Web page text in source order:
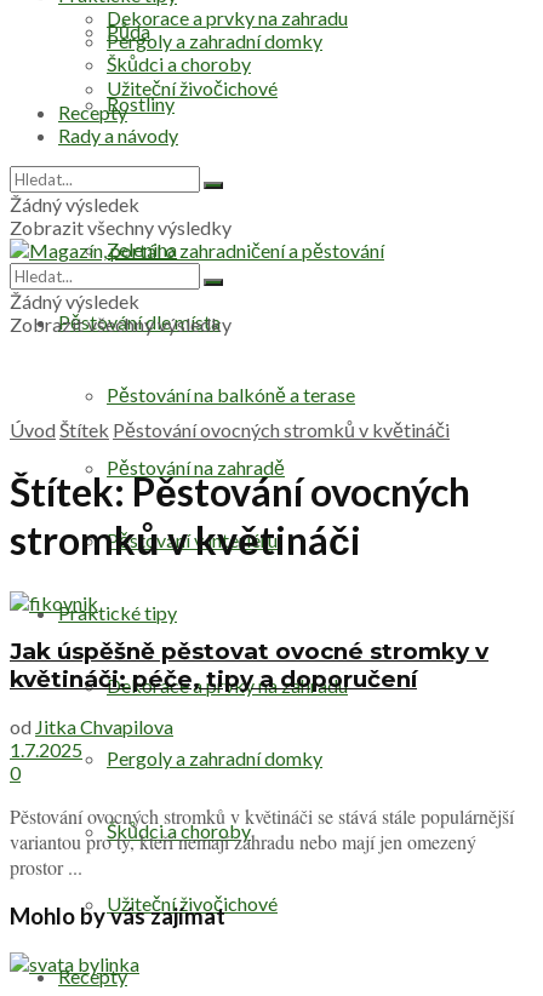
Půda
Rostliny
Zelenina
Pěstování dle místa
Pěstování na balkóně a terase
Pěstování na zahradě
Pěstování v interiéru
Praktické tipy
Dekorace a prvky na zahradu
Pergoly a zahradní domky
Škůdci a choroby
Užiteční živočichové
Recepty
Dekorace a prvky na zahradu
Pergoly a zahradní domky
Škůdci a choroby
Užiteční živočichové
Recepty
Rady a návody
Žádný výsledek
Zobrazit všechny výsledky
Žádný výsledek
Zobrazit všechny výsledky
Úvod Štítek Pěstování ovocných stromků v květináči
Štítek:Pěstování ovocných
stromků v květináči
Jak úspěšně pěstovat ovocné stromky v
květináči: péče, tipy a doporučení
od Jitka Chvapilova
1.7.2025
0
Pěstování ovocných stromků v květináči se stává stále populárnější
variantou pro ty, kteří nemají zahradu nebo mají jen omezený
prostor ...
Mohlo by vás zajímat